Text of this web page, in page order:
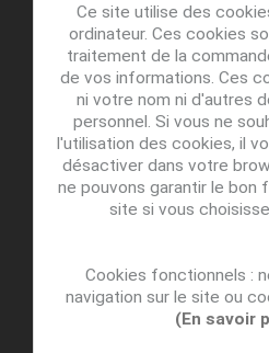
Ce site utilise des
ordinateur. Ces cookies
traitement de la
de vos informations. Ces
ni votre nom ni d'autres
personnel. Si vous ne
l'utilisation des cookies, il
désactiver dans votre
ne pouvons garantir le bon
site si vous
Cookies fonctionnels :
navigation sur le site ou
(En savoir